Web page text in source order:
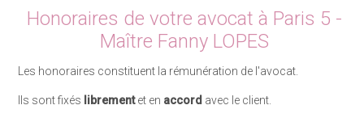
Honoraires de votre avocat à Paris 5 -
Maître Fanny LOPES
Les honoraires constituent la rémunération de l'avocat.
Ils sont fixés librementet en accord avec le client.